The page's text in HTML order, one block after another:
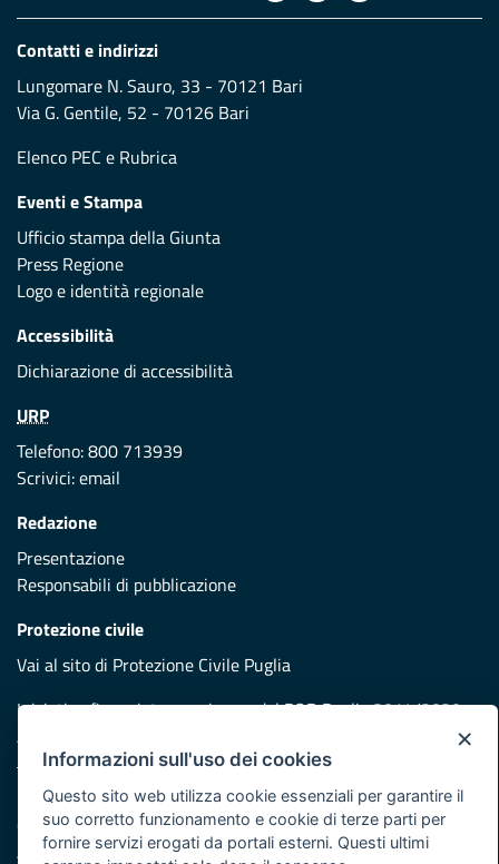
Contatti e indirizzi
Lungomare N. Sauro, 33 - 70121 Bari
Via G. Gentile, 52 - 70126 Bari
Elenco PEC e Rubrica
Eventi e Stampa
Ufficio stampa della Giunta
Press Regione
Logo e identità regionale
Accessibilità
Dichiarazione di accessibilità
URP
Telefono: 800 713939
Scrivici:email
Redazione
Presentazione
Responsabili di pubblicazione
Protezione civile
Vai al sito di Protezione Civile Puglia
Iniziativa finanziata con risorse del POR Puglia 2014/2020 -
Asse XI
Note legali
Cookie e privacy
Atti di notifica
×
Informazioni sull'uso dei cookies
Questo sito web utilizza cookie essenziali per garantire il
suo corretto funzionamento e cookie di terze parti per
fornire servizi erogati da portali esterni. Questi ultimi